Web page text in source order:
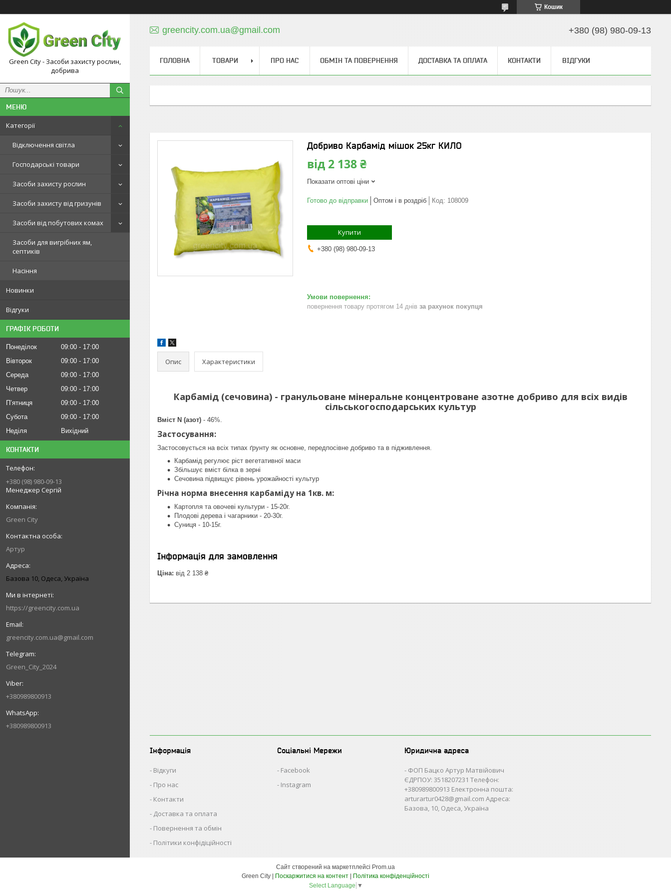
Кошик
Green City - Засоби захисту рослин,
добрива
Категорії
Відключення світла
Господарські товари
Засоби захисту рослин
Засоби захисту від гризунів
Засоби від побутових комах
Засоби для вигрібних ям,
септиків
Насіння
Новинки
Відгуки
ГРАФІК РОБОТИ
Понеділок 09:00
17:00
Вівторок
09:00
17:00
Середа
09:00
17:00
Четвер
09:00
17:00
Пʼятниця
09:00
17:00
Субота
09:00
17:00
Неділя
Вихідний
КОНТАКТИ
+380 (98) 980-09-13
Менеджер Сергій
Green City
Артур
Базова 10, Одеса, Україна
https://greencity.com.ua
greencity.com.ua@gmail.com
Green_City_2024
+380989800913
+380989800913
greencity.com.ua@gmail.com +380 (98) 980-09-13
ГОЛОВНА ТОВАРИ ПРО НАС ОБМІН ТА ПОВЕРНЕННЯ ДОСТАВКА ТА ОПЛАТА КОНТАКТИ ВІДГУКИ
Добриво Карбамід мішок 25кг КИЛО
від 2 138 ₴
Показати оптові ціни
Готово до відправки Оптом і в роздріб Код: 108009
Купити
+380 (98) 980-09-13
повернення товару протягом 14 днів за рахунок покупця
Опис Характеристики
Карбамід (сечовина) - гранульоване мінеральне концентроване азотне добриво для всіх видів
сільськогосподарських культур
Вміст N (азот) - 46%.
Застосування:
Застосовується на всіх типах ґрунту як основне, передпосівне добриво та в підживлення.
Карбамід регулює ріст вегетативної маси
Збільшує вміст білка в зерні
Сечовина підвищує рівень урожайності культур
Річна норма внесення карбаміду на 1кв. м:
Картопля та овочеві культури - 15-20г.
Плодові дерева і чагарники - 20-30г.
Суниця - 10-15г.
Інформація для замовлення
Ціна: від 2 138 ₴
Інформація
Відкуги
Про нас
Контакти
Доставка та оплата
Повернення та обмін
Політики конфідіційності
Соціальні Мережи
Facebook
Instagram
Юридична адреса
ФОП Бацко Артур Матвійович
ЄДРПОУ: 3518207231 Телефон:
+380989800913 Електронна пошта:
arturartur0428@gmail.com Адреса:
Базова, 10, Одеса, Україна
Сайт створений на маркетплейсі Prom.ua
Green City | Поскаржитися на контент | Політика конфіденційності
Select Language ▼